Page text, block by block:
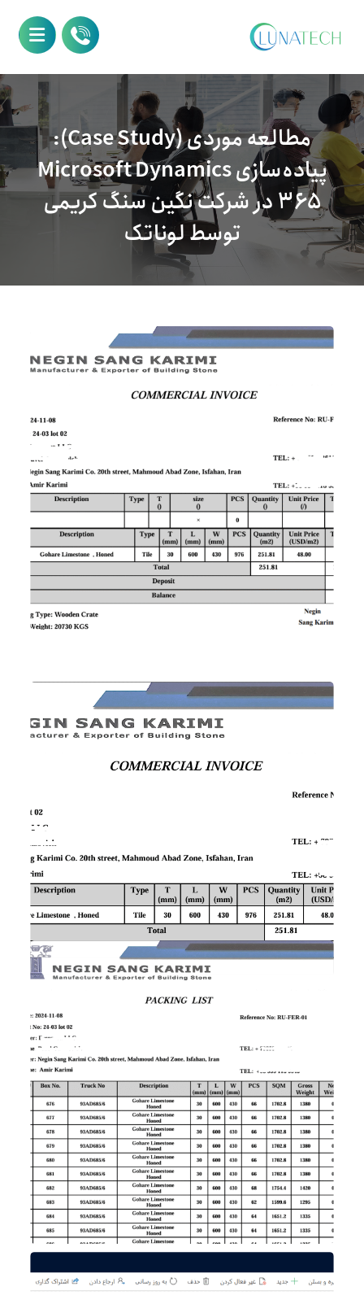
مطالعه موردی (Case Study):
پیاده‌سازی Microsoft Dynamics
۳۶۵ در شرکت نگین سنگ کریمی
توسط لوناتک